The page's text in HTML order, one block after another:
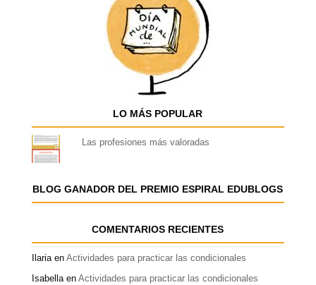
LO MÁS POPULAR
Las profesiones más valoradas
BLOG GANADOR DEL PREMIO ESPIRAL EDUBLOGS
COMENTARIOS RECIENTES
Ilariaen Actividades para practicar las condicionales
Isabellaen Actividades para practicar las condicionales